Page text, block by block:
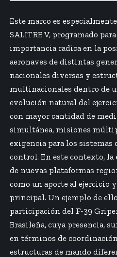
Este marco es
SALITRE V, programado
importancia radica en la
aeronaves de distintas
nacionales diversas y
multinacionales dentro de
evolución natural del
con mayor cantidad de
simultánea, misiones
exigencia para los sistemas
control. En este contexto,
de nuevas plataformas
como un aporte al ejercicio
principal. Un ejemplo de
participación del F-39
Brasileña, cuya presencia,
en términos de
estructuras de mando